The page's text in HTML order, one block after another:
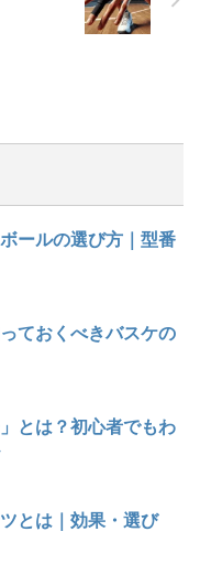
ールの選び方｜型番
ておくべきバスケの
とは？初心者でもわ
とは｜効果・選び